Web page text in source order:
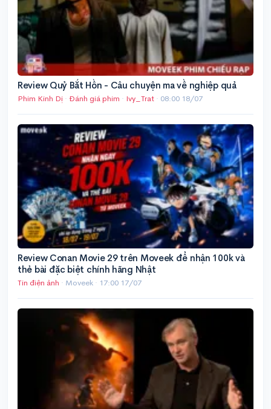
Review Quỷ Bắt Hồn - Câu chuyện ma về nghiệp quả
Phim Kinh Dị · Đánh giá phim · Ivy_Trat · 08:00 18/07
Review Conan Movie 29 trên Moveek để nhận 100k và
thẻ bài đặc biệt chính hãng Nhật
Tin điện ảnh · Moveek · 17:00 17/07